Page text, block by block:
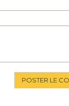
POSTER LE